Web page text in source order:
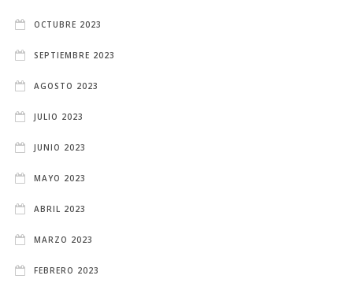
OCTUBRE 2023
SEPTIEMBRE 2023
AGOSTO 2023
JULIO 2023
JUNIO 2023
MAYO 2023
ABRIL 2023
MARZO 2023
FEBRERO 2023